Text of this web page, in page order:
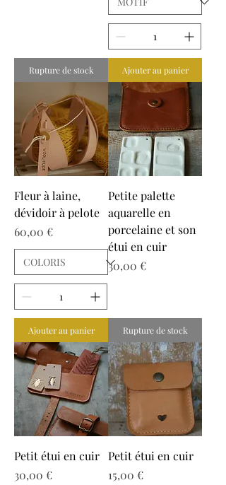
Rupture de stock Ajouter au panier
Fleur à laine,
dévidoir à pelote
Prix
60,00 €
Ajouter au panier
Petite palette
aquarelle en
porcelaine et son
étui en cuir
Prix
30,00 €
Rupture de stock
Petit étui en cuir
Prix
30,00 €
Petit étui en cuir
Prix
15,00 €